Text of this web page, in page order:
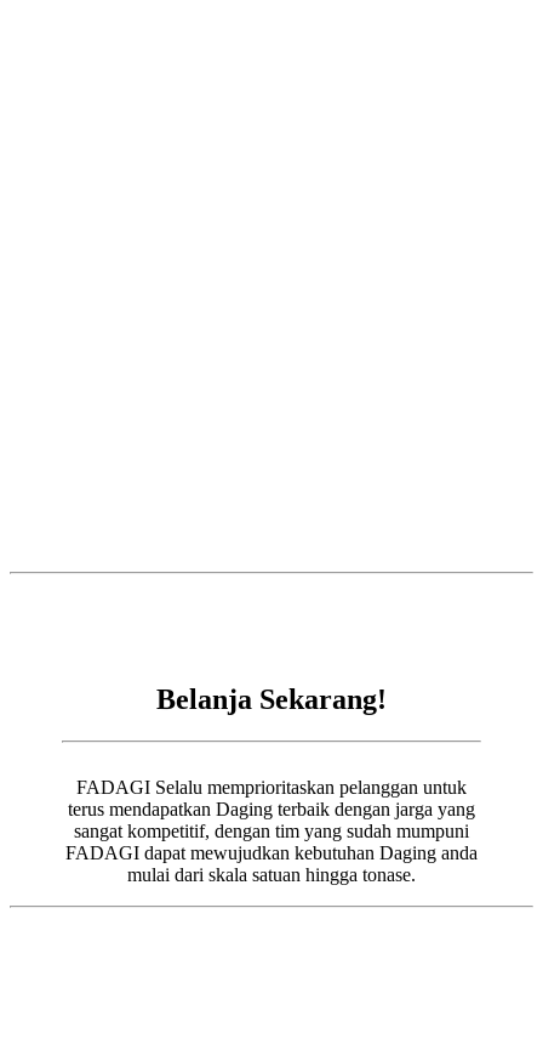
Belanja Sekarang!
FADAGI Selalu memprioritaskan pelanggan untuk
terus mendapatkan Daging terbaik dengan jarga yang
sangat kompetitif, dengan tim yang sudah mumpuni
FADAGI dapat mewujudkan kebutuhan Daging anda
mulai dari skala satuan hingga tonase.